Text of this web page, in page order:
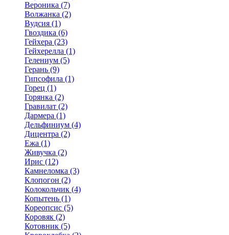
Вероника (7)
Волжанка (2)
Вудсия (1)
Гвоздика (6)
Гейхера (23)
Гейхерелла (1)
Гелениум (5)
Герань (9)
Гипсофила (1)
Горец (1)
Горянка (2)
Гравилат (2)
Дармера (1)
Дельфиниум (4)
Дицентра (2)
Ежа (1)
Живучка (2)
Ирис (12)
Камнеломка (3)
Клопогон (2)
Колокольчик (4)
Копытень (1)
Кореопсис (5)
Коровяк (2)
Котовник (5)